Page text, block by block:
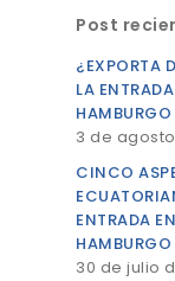
Post
¿EXPORTA
LA
HAMBURGO
3 de
CINCO
ENTRADA
HAMBURGO
30 de julio